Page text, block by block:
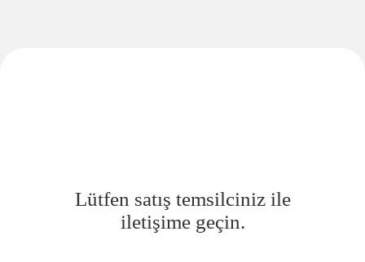
Lütfen satış temsilciniz ile
iletişime geçin.